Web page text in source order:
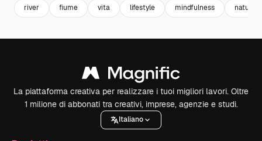
river fiume vita lifestyle mindfulness natura
La piattaforma creativa per realizzare i tuoi migliori lavori. Oltre
1 milione di abbonati tra creativi, imprese, agenzie e studi.
Italiano